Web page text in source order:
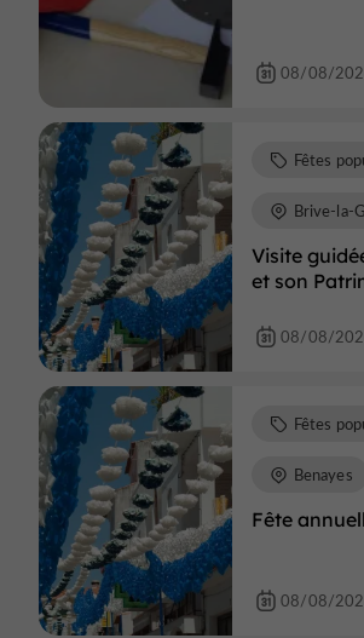
08/08/
Visite
et son
Fêtes
Brive-la-
08/08/
Fête
Fêtes
Benayes
08/08/